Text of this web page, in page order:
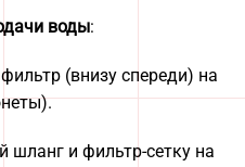
воды:
(внизу спереди) на
шланг и фильтр-сетку на